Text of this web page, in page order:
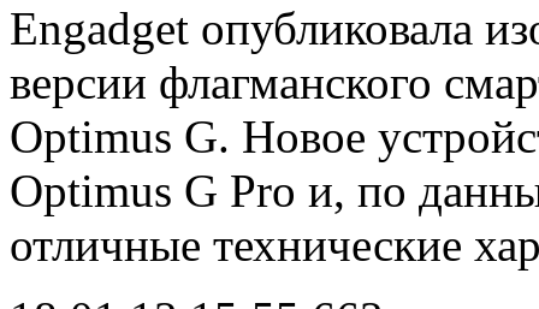
Engadget опубликовала
версии флагманского
Optimus G. Новое
Optimus G Pro и, по
отличные технические